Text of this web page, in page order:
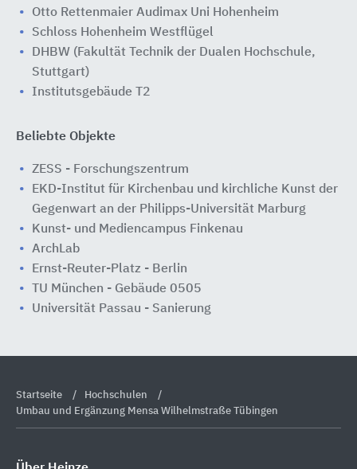
Otto Rettenmaier Audimax Uni Hohenheim
Schloss Hohenheim Westflügel
DHBW (Fakultät Technik der Dualen Hochschule,
Stuttgart)
Institutsgebäude T2
Beliebte Objekte
ZESS - Forschungszentrum
EKD-Institut für Kirchenbau und kirchliche Kunst der
Gegenwart an der Philipps-Universität Marburg
Kunst- und Mediencampus Finkenau
ArchLab
Ernst-Reuter-Platz - Berlin
TU München - Gebäude 0505
Universität Passau - Sanierung
Startseite
Hochschulen
Umbau und Ergänzung Mensa Wilhelmstraße Tübingen